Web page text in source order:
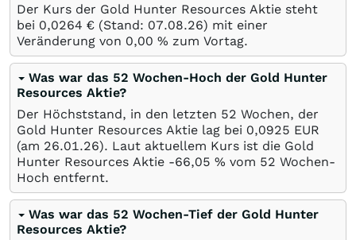
Der Kurs der Gold Hunter Resources Aktie steht
bei 0,0264 € (Stand: 07.08.26) mit einer
Veränderung von 0,00 % zum Vortag.
Was war das 52 Wochen-Hoch der Gold Hunter
Resources Aktie?
Der Höchststand, in den letzten 52 Wochen, der
Gold Hunter Resources Aktie lag bei 0,0925 EUR
(am 26.01.26). Laut aktuellem Kurs ist die Gold
Hunter Resources Aktie -66,05 % vom 52 Wochen-
Hoch entfernt.
Was war das 52 Wochen-Tief der Gold Hunter
Resources Aktie?